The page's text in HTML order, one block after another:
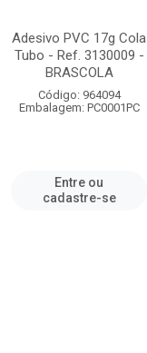
Adesivo PVC 17g Cola
Tubo - Ref. 3130009 -
BRASCOLA
Código: 964094
Embalagem: PC0001PC
Entre ou
cadastre-se